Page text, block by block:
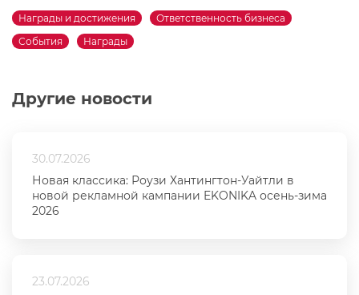
Другие новости
30.07.2026
Новая классика: Роузи Хантингтон-Уайтли в
новой рекламной кампании EKONIKA осень-зима
2026
23.07.2026
Награды и достижения
Ответственность бизнеса
События
Награды